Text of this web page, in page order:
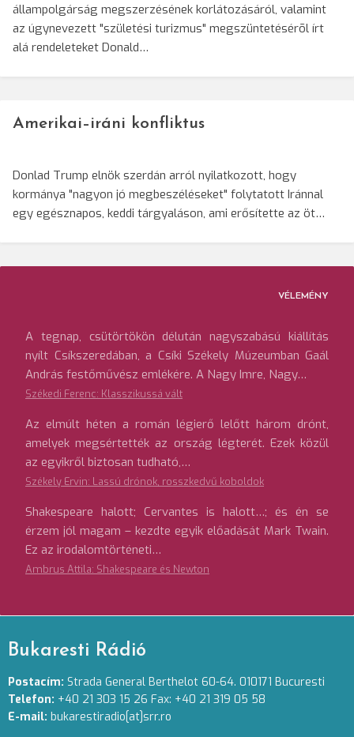
állampolgárság megszerzésének korlátozásáról, valamint
az úgynevezett "születési turizmus" megszüntetésérõl írt
alá rendeleteket Donald…
Amerikai–iráni konfliktus
Donlad Trump elnök szerdán arról nyilatkozott, hogy
kormánya "nagyon jó megbeszéléseket" folytatott Iránnal
egy egésznapos, keddi tárgyaláson, ami erősítette az öt…
VÉLEMÉNY
A tegnap, csütörtökön délután nagyszabású kiállítás
nyílt Csíkszeredában, a Csíki Székely Múzeumban Gaál
András festőművész emlékére. A Nagy Imre, Nagy…
Székedi Ferenc: Klasszikussá vált
Az elmúlt héten a román légierő lelőtt három drónt,
amelyek megsértették az ország légterét. Ezek közül
az egyikről biztosan tudható,…
Székely Ervin: Lassú drónok, rosszkedvű koboldok
Shakespeare halott; Cervantes is halott…; és én se
érzem jól magam – kezdte egyik előadását Mark Twain.
Ez az irodalomtörténeti…
Ambrus Attila: Shakespeare és Newton
Bukaresti Rádió
Postacím: Strada General Berthelot 60-64. 010171 Bucuresti
Telefon: +40 21 303 15 26 Fax: +40 21 319 05 58
E-mail: bukarestiradio[at]srr.ro